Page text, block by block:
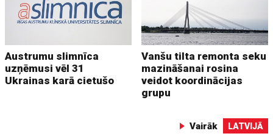
Austrumu slimnīca
uzņēmusi vēl 31
Ukrainas karā cietušo
Vanšu tilta remonta seku
mazināšanai rosina
veidot koordinācijas
grupu
Vairāk LATVIJĀ